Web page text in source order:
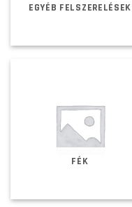
EGYÉB FELSZERELÉSEK
FÉK